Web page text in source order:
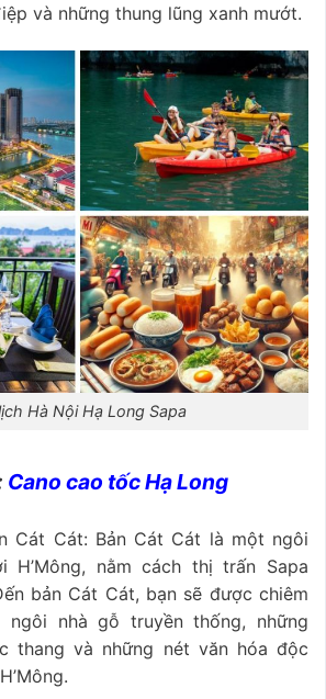
và những thung lũng xanh mướt.
Hà Nội Hạ Long Sapa
Cano cao tốc Hạ Long
Cát Cát: Bản Cát Cát là một ngôi
H’Mông, nằm cách thị trấn Sapa
bản Cát Cát, bạn sẽ được chiêm
ngôi nhà gỗ truyền thống, những
thang và những nét văn hóa độc